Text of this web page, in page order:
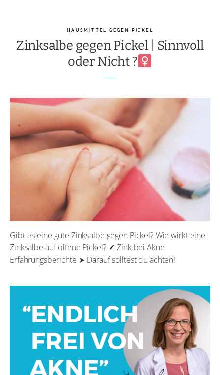
HAUSMITTEL GEGEN PICKEL
Zinksalbe gegen Pickel | Sinnvoll
oder Nicht ?‍
Gibt es eine gute Zinksalbe gegen Pickel? Wie wirkt eine
Zinksalbe auf offene Pickel? ✔ Zink bei Akne
Erfahrungsberichte ➤ Darauf solltest du achten!